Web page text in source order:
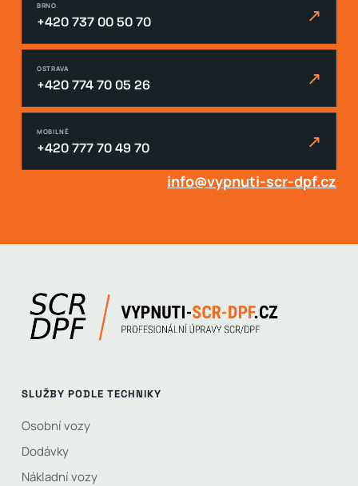
BRNO
+420 737 00 50 70 ↗
OSTRAVA
+420 774 70 05 26 ↗
MOBILNĚ
+420 777 70 49 70 ↗
info@vypnuti-scr-dpf.cz
SLUŽBY PODLE TECHNIKY
Osobní vozy
Dodávky
Nákladní vozy